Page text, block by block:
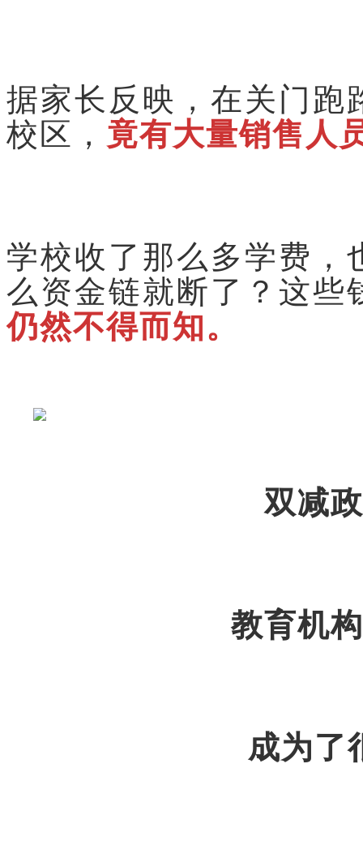
据家长反映，在关门跑
校区， 竟有大量销售人
学校收了那么多学费，
么资金链就断了？这些
仍然不得而知。
双减
教育机
成为了